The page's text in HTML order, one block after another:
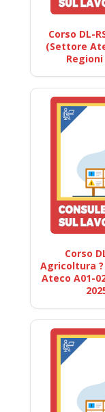
Corso DL-
(Settore
Corso
Agricoltura
Ateco A01-